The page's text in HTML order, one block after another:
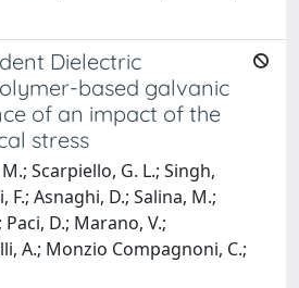
Dielectric
based galvanic
of an impact of the
stress
Scarpiello, G. L.; Singh,
Asnaghi, D.; Salina, M.;
D.; Marano, V.;
A.; Monzio Compagnoni, C.;